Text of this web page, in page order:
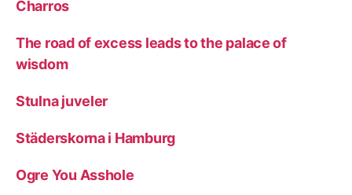
Charros
The road of excess leads to the palace of
wisdom
Stulna juveler
Städerskorna i Hamburg
Ogre You Asshole